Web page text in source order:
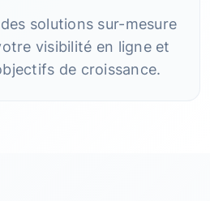
solutions sur-mesure
visibilité en ligne et
de croissance.